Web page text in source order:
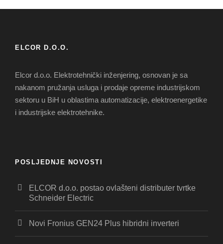
ELCOR D.O.O.
Elcor d.o.o. Elektrotehnički inženjering, osnovan je sa
nakanom pružanja usluga i prodaje opreme industrijskom
sektoru u BiH u oblastima automatizacije, elektroenergetike
i industrijske elektrotehnike.
POSLJEDNJE NOVOSTI
ELCOR d.o.o. postao ovlašteni distributer tvrtke
Schneider Electric
Novi Fronius GEN24 Plus hibridni inverteri